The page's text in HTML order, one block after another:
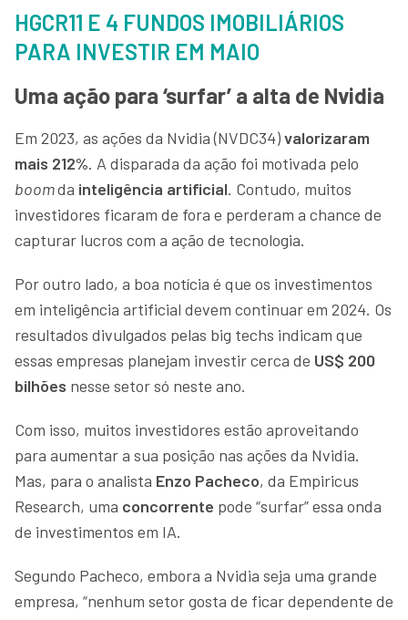
HGCR11 E 4 FUNDOS IMOBILIÁRIOS
PARA INVESTIR EM MAIO
Uma ação para ‘surfar’ a alta de Nvidia
Em 2023, as ações da Nvidia (NVDC34)valorizaram
mais 212%. A disparada da ação foi motivada pelo
boomda inteligência artificial. Contudo, muitos
investidores ficaram de fora e perderam a chance de
capturar lucros com a ação de tecnologia.
Por outro lado, a boa notícia é que os investimentos
em inteligência artificial devem continuar em 2024. Os
resultados divulgados pelas big techs indicam que
essas empresas planejam investir cerca de US$ 200
bilhões nesse setor só neste ano.
Com isso, muitos investidores estão aproveitando
para aumentar a sua posição nas ações da Nvidia.
Mas, para o analista Enzo Pacheco, da Empiricus
Research, uma concorrente pode “surfar” essa onda
de investimentos em IA.
Segundo Pacheco, embora a Nvidia seja uma grande
empresa, “nenhum setor gosta de ficar dependente de